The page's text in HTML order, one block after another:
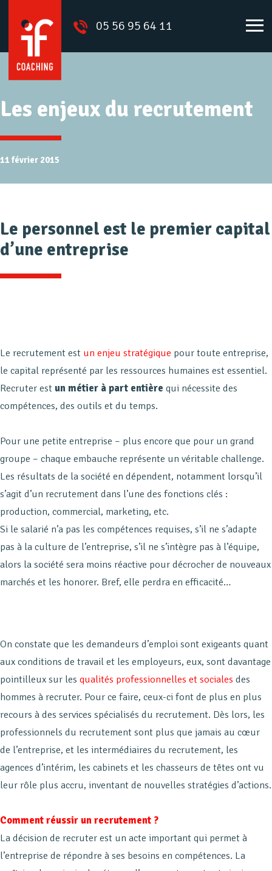
05 56 95 64 11
Les enjeux du recrutement
11 février 2015
Le personnel est le premier capital
d’une entreprise
Le recrutement est un enjeu stratégique pour toute entreprise,
le capital représenté par les ressources humaines est essentiel.
Recruter estun métier à part entière qui nécessite des
compétences, des outils et du temps.
Pour une petite entreprise – plus encore que pour un grand
groupe – chaque embauche représente un véritable challenge.
Les résultats de la société en dépendent, notamment lorsqu’il
s’agit d’un recrutement dans l’une des fonctions clés :
production, commercial, marketing, etc.
Si le salarié n’a pas les compétences requises, s’il ne s’adapte
pas à la culture de l’entreprise, s’il ne s’intègre pas à l’équipe,
alors la société sera moins réactive pour décrocher de nouveaux
marchés et les honorer. Bref, elle perdra en efficacité…
On constate que les demandeurs d’emploi sont exigeants quant
aux conditions de travail et les employeurs, eux, sont davantage
pointilleux sur les qualités professionnelles et sociales des
hommes à recruter. Pour ce faire, ceux-ci font de plus en plus
recours à des services spécialisés du recrutement. Dès lors, les
professionnels du recrutement sont plus que jamais au cœur
de l’entreprise, et les intermédiaires du recrutement, les
agences d’intérim, les cabinets et les chasseurs de têtes ont vu
leur rôle plus accru, inventant de nouvelles stratégies d’actions.
Comment réussir un recrutement ?
La décision de recruter est un acte important qui permet à
l’entreprise de répondre à ses besoins en compétences. La